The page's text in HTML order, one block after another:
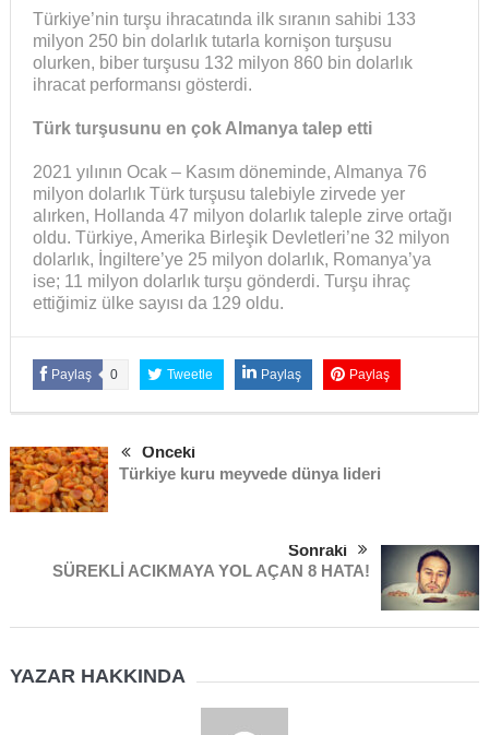
Türkiye’nin turşu ihracatında ilk sıranın sahibi 133
milyon 250 bin dolarlık tutarla kornişon turşusu
olurken, biber turşusu 132 milyon 860 bin dolarlık
ihracat performansı gösterdi.
Türk turşusunu en çok Almanya talep etti
2021 yılının Ocak – Kasım döneminde, Almanya 76
milyon dolarlık Türk turşusu talebiyle zirvede yer
alırken, Hollanda 47 milyon dolarlık taleple zirve ortağı
oldu. Türkiye, Amerika Birleşik Devletleri’ne 32 milyon
dolarlık, İngiltere’ye 25 milyon dolarlık, Romanya’ya
ise; 11 milyon dolarlık turşu gönderdi. Turşu ihraç
ettiğimiz ülke sayısı da 129 oldu.
Paylaş 0 Tweetle Paylaş Paylaş
Önceki
Türkiye kuru meyvede dünya lideri
Sonraki
SÜREKLİ ACIKMAYA YOL AÇAN 8 HATA!
YAZAR HAKKINDA